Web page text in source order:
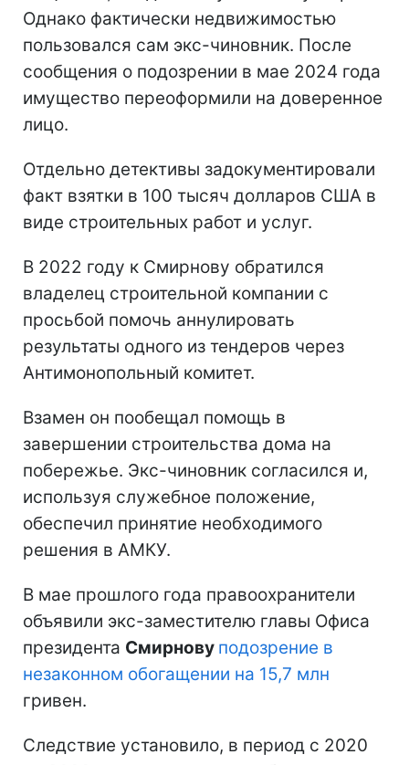
Однако фактически недвижимостью
пользовался сам экс-чиновник. После
сообщения о подозрении в мае 2024 года
имущество переоформили на доверенное
лицо.
Отдельно детективы задокументировали
факт взятки в 100 тысяч долларов США в
виде строительных работ и услуг.
В 2022 году к Смирнову обратился
владелец строительной компании с
просьбой помочь аннулировать
результаты одного из тендеров через
Антимонопольный комитет.
Взамен он пообещал помощь в
завершении строительства дома на
побережье. Экс-чиновник согласился и,
используя служебное положение,
обеспечил принятие необходимого
решения в АМКУ.
В мае прошлого года правоохранители
объявили экс-заместителю главы Офиса
президента Смирнову подозрение в
незаконном обогащении на 15,7 млн
гривен.
Следствие установило, в период с 2020